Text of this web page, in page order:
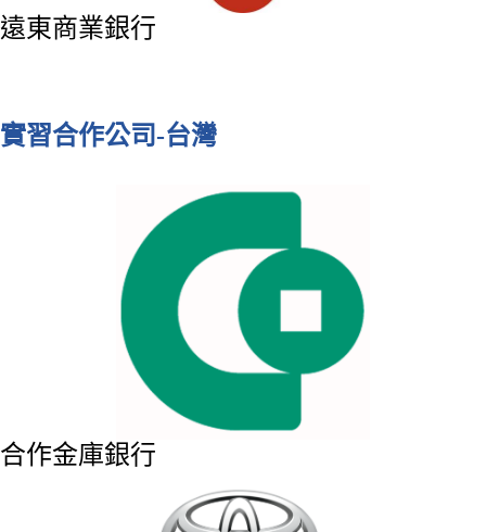
遠東商業銀行
實習合作公司-台灣
合作金庫銀行